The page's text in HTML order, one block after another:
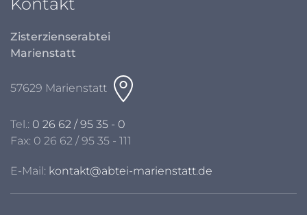
Zisterzienserabtei
Marienstatt
57629 Marienstatt
Tel.: 0 26 62 / 95 35 - 0
Fax: 0 26 62 / 95 35 - 111
E-Mail: kontakt@abtei-marienstatt.de